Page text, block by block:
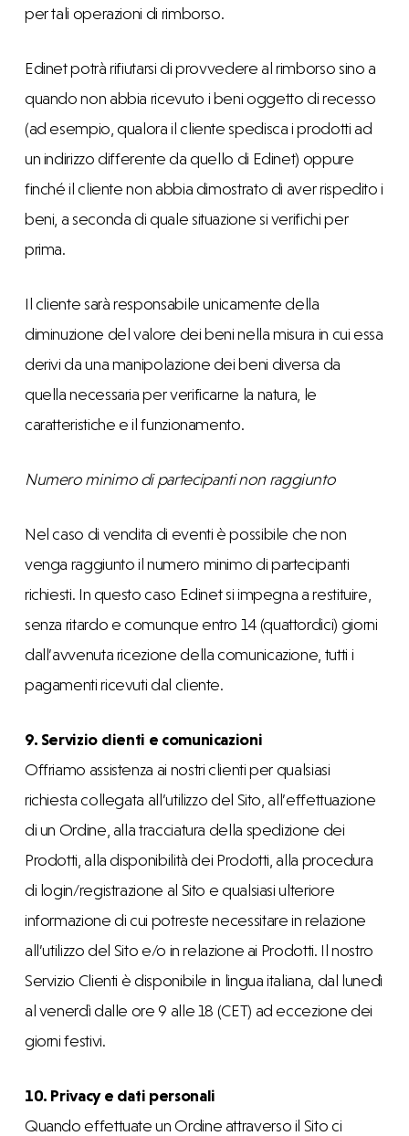
per tali operazioni di rimborso.
Edinet potrà rifiutarsi di provvedere al rimborso sino a
quando non abbia ricevuto i beni oggetto di recesso
(ad esempio, qualora il cliente spedisca i prodotti ad
un indirizzo differente da quello di Edinet) oppure
finché il cliente non abbia dimostrato di aver rispedito i
beni, a seconda di quale situazione si verifichi per
prima.
Il cliente sarà responsabile unicamente della
diminuzione del valore dei beni nella misura in cui essa
derivi da una manipolazione dei beni diversa da
quella necessaria per verificarne la natura, le
caratteristiche e il funzionamento.
Numero minimo di partecipanti non raggiunto
Nel caso di vendita di eventi è possibile che non
venga raggiunto il numero minimo di partecipanti
richiesti. In questo caso Edinet si impegna a restituire,
senza ritardo e comunque entro 14 (quattordici) giorni
dall’avvenuta ricezione della comunicazione, tutti i
pagamenti ricevuti dal cliente.
9. Servizio clienti e comunicazioni
Offriamo assistenza ai nostri clienti per qualsiasi
richiesta collegata all’utilizzo del Sito, all’effettuazione
di un Ordine, alla tracciatura della spedizione dei
Prodotti, alla disponibilità dei Prodotti, alla procedura
di login/registrazione al Sito e qualsiasi ulteriore
informazione di cui potreste necessitare in relazione
all’utilizzo del Sito e/o in relazione ai Prodotti. Il nostro
Servizio Clienti è disponibile in lingua italiana, dal lunedì
al venerdì dalle ore 9 alle 18 (CET) ad eccezione dei
giorni festivi.
10. Privacy e dati personali
Quando effettuate un Ordine attraverso il Sito ci